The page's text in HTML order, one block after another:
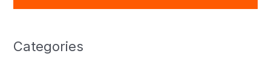
Categories